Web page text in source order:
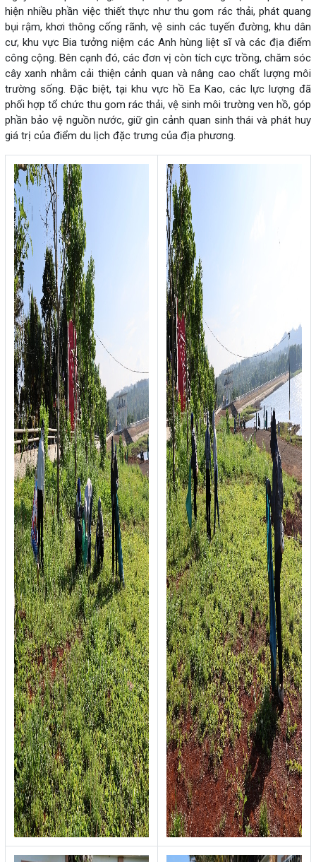
hiện nhiều phần việc thiết thực như thu gom rác thải, phát quang
bụi rậm, khơi thông cống rãnh, vệ sinh các tuyến đường, khu dân
cư, khu vực Bia tưởng niệm các Anh hùng liệt sĩ và các địa điểm
công cộng. Bên cạnh đó, các đơn vị còn tích cực trồng, chăm sóc
cây xanh nhằm cải thiện cảnh quan và nâng cao chất lượng môi
trường sống. Đặc biệt, tại khu vực hồ Ea Kao, các lực lượng đã
phối hợp tổ chức thu gom rác thải, vệ sinh môi trường ven hồ, góp
phần bảo vệ nguồn nước, giữ gìn cảnh quan sinh thái và phát huy
giá trị của điểm du lịch đặc trưng của địa phương.